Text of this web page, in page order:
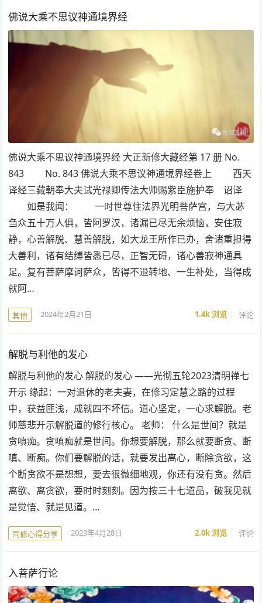
佛说大乘不思议神通境界经
佛说大乘不思议神通境界经 大正新修大藏经第 17 册 No.
843 No. 843 佛说大乘不思议神通境界经卷上 西天
译经三藏朝奉大夫试光禄卿传法大师赐紫臣施护奉 诏译
如是我闻： 一时世尊住法界光明菩萨宫，与大苾
刍众五十万人俱，皆阿罗汉，诸漏已尽无余烦恼，安住寂
静，心善解脱、慧善解脱，如大龙王所作已办，舍诸重担得
大善利，诸有结缚皆悉已尽，正智无碍，诸心善寂神通具
足。复有菩萨摩诃萨众，皆得不退转地、一生补处，当得成
就阿…
其他 2024年2月21日 1.4k浏览 评论
解脱与利他的发心
解脱与利他的发心 解脱的发心 ——光彻五轮2023清明禅七
开示 缘起：一对退休的老夫妻，在修习定慧之路的过程
中，获益匪浅，成就四不坏信。道心坚定，一心求解脱。老
师慈悲开示解脱道的修行核心。 老师： 什么是世间？就是
贪嗔痴。贪嗔痴就是世间。你想要解脱，那么就要断贪、断
嗔、断痴。你们要解脱的话，就要发出离心，断除贪欲，这
个断贪欲不是想想，要去很微细地观，你还有没有贪。然后
离欲、离贪欲，要时时刻刻。因为按三十七道品，破我见就
是觉悟、就是见道。…
同修心得分享 2023年4月28日 2.0k浏览 评论
入菩萨行论